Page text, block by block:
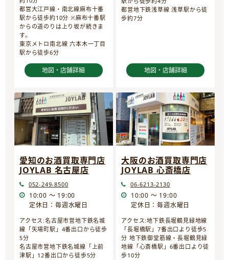
都営大江戸線・南北線麻布十番
駅から徒歩約10分 ※麻布十番駅
からの道のりは上り坂が続きま
す。
東京メトロ南北線 六本木一丁目
駅から徒歩6分
地図・店舗詳細
都営地下鉄浅草線 浅草駅から徒
歩約7分
地図・店舗詳細
愛知のお酒買取専門店
JOYLAB 名古屋店
052-249-8500
10:00 ～ 19:00
定休日：毎週水曜日
アクセス:名古屋市営地下鉄名城
線「矢場町駅」4番出口から徒歩
5分
名古屋市営地下鉄名城線「上前
津駅」12番出口から徒歩5分
大阪のお酒買取専門店
JOYLAB 心斎橋店
06-6213-2130
10:00 ～ 19:00
定休日：毎週水曜日
アクセス:地下鉄長堀鶴見緑地線
「長堀橋駅」7番出口より徒歩5
分 地下鉄御堂筋線・長堀鶴見緑
地線「心斎橋駅」6番出口より徒
歩10分